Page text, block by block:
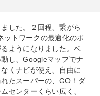
した。２回程、繋がら
ットワークの最適化のボ
ようになりました。ベ
し、Googleマップでナ
くナビが使え、自由に
たスーパーの、GO！ダ
センターくらい広く、